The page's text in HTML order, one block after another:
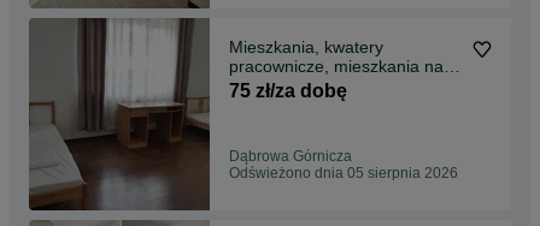
Mieszkania, kwatery
pracownicze, mieszkania na
doby, apartament ,noclegi dla
pracowników Dąbrowa
75 zł/za dobę
Dąbrowa Górnicza
Odświeżono dnia 05 sierpnia 2026